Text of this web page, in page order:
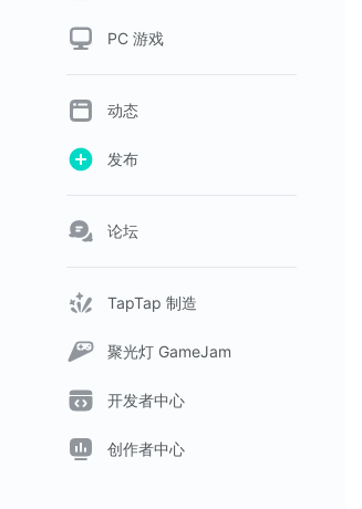
PC 游戏
动态
发布
论坛
TapTap 制造
聚光灯 GameJam
开发者中心
创作者中心